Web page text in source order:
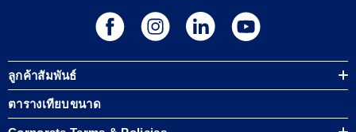
ลูกค้าสัมพันธ์
ตารางเทียบขนาด